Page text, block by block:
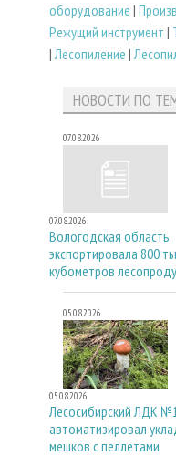
оборудование |
Режущий инструмент |
|Лесопиление |
НОВОСТИ ПО
07.08.2026
07.08.2026
Вологодская область
экспортировала 800
кубометров
05.08.2026
05.08.2026
Лесосибирский ЛДК №1
автоматизировал
мешков с пеллетами